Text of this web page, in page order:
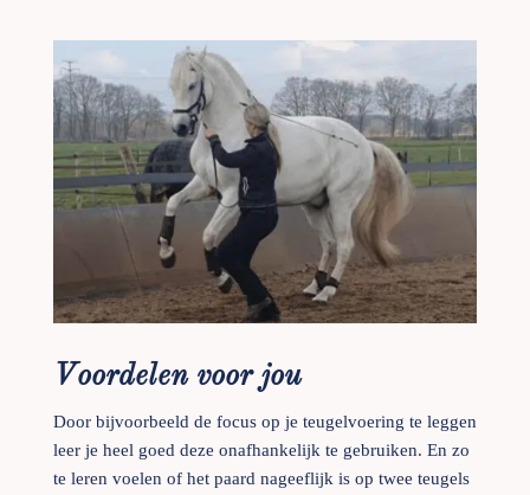
Voordelen voor jou
Door bijvoorbeeld de focus op je teugelvoering te leggen
leer je heel goed deze onafhankelijk te gebruiken. En zo
te leren voelen of het paard nageeflijk is op twee teugels